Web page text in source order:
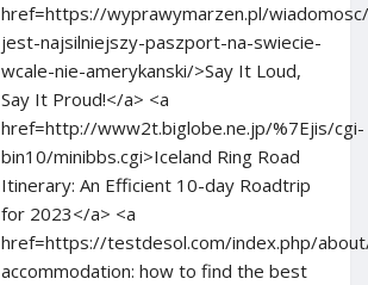
href=https://wyprawymarzen.pl/
jest-najsilniejszy-paszport-na-swiecie-
wcale-nie-amerykanski/>Say It Loud,
Say It Proud!</a> <a
href=http://www2t.biglobe.ne.jp/%7Ejis/cgi-
bin10/minibbs.cgi>Iceland Ring Road
Itinerary: An Efficient 10-day Roadtrip
for 2023</a> <a
href=https://testdesol.com/index.php/
accommodation: how to find the best